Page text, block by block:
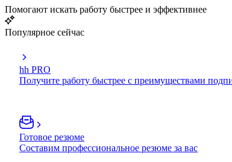
Помогают искать работу быстрее и эффективнее
Популярное сейчас
hh PRO
Получите работу быстрее с преимуществами
Готовое резюме
Составим профессиональное резюме за вас